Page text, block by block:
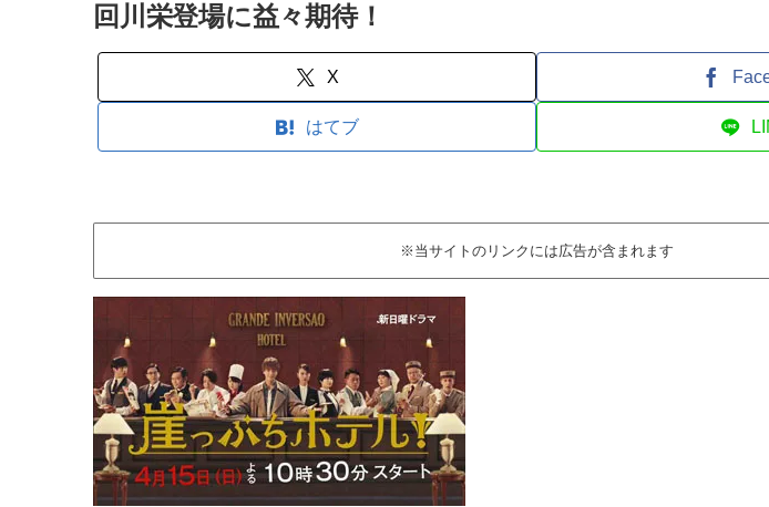
回川栄登場に益々期待！
X
はてブ
※当サイトのリンクには広告が含まれます